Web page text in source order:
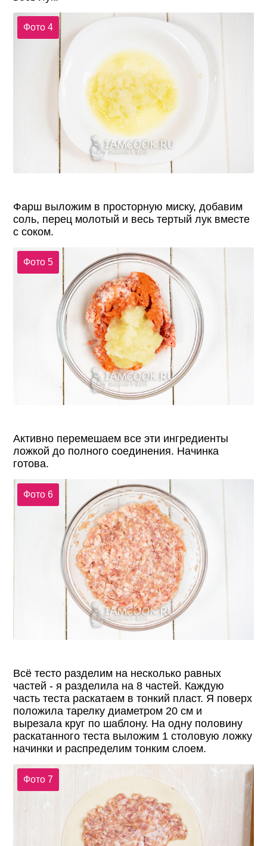
Фото 4
Фарш выложим в просторную миску, добавим
соль, перец молотый и весь тертый лук вместе
с соком.
Фото 5
Активно перемешаем все эти ингредиенты
ложкой до полного соединения. Начинка
готова.
Фото 6
Всё тесто разделим на несколько равных
частей - я разделила на 8 частей. Каждую
часть теста раскатаем в тонкий пласт. Я поверх
положила тарелку диаметром 20 см и
вырезала круг по шаблону. На одну половину
раскатанного теста выложим 1 столовую ложку
начинки и распределим тонким слоем.
Фото 7